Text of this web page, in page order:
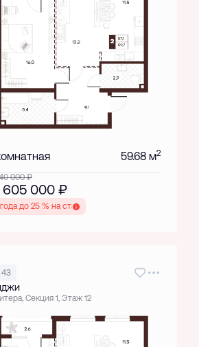
59.68 м2
000₽
605 000 ₽
до 25 % на старте
Секция 1, Этаж 12